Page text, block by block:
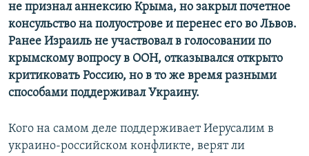
не признал аннексию Крыма, но закрыл почетное
консульство на полуострове и перенес его во Львов.
Ранее Израиль не участвовал в голосовании по
крымскому вопросу в ООН, отказывался открыто
критиковать Россию, но в то же время разными
способами поддерживал Украину.
Кого на самом деле поддерживает Иерусалим в
украино-российском конфликте, верят ли